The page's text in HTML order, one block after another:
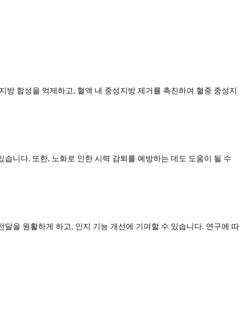
합성을 억제하고, 혈액 내 중성지방 제거를 촉진하여 혈중 중성지
니다. 또한, 노화로 인한 시력 감퇴를 예방하는 데도 도움이 될 수
을 원활하게 하고, 인지 기능 개선에 기여할 수 있습니다. 연구에 따